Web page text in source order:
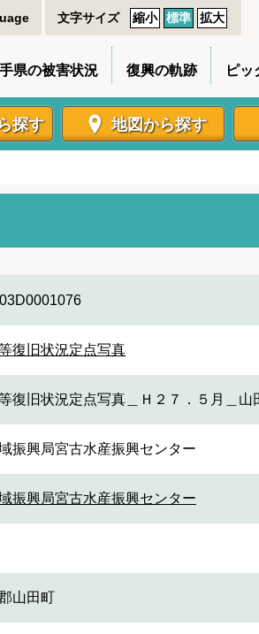
文字サイズ 縮小 標準 拡大
県の被害状況 復興の軌跡 ピッ
探す 地図から探す
復旧状況定点写真
復旧状況定点写真＿Ｈ２７．５月＿山
振興局宮古水産振興センター
振興局宮古水産振興センター
山田町